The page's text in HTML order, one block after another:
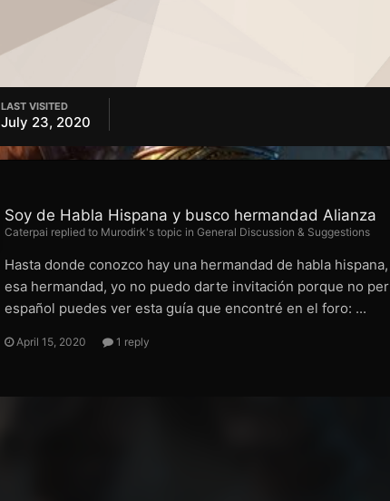
LAST VISITED
July 23, 2020
Soy de Habla Hispana y busco hermandad Alianza
Caterpai replied to Murodirk's topic in General Discussion & Suggestions
Hasta donde conozco hay una hermandad de habla
esa hermandad, yo no puedo darte invitación porque no
español puedes ver esta guía que encontré en el foro: ...
April 15, 2020 1 reply